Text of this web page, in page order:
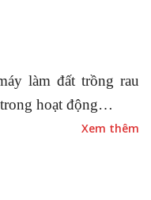
làm đất trồng rau
hoạt động…
Xem thêm